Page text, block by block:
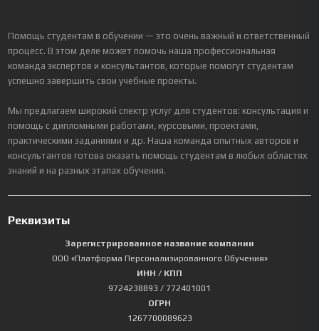
Помощь студентам в обучении — это очень важный и ответственный
процесс. В этом деле может помочь наша профессиональная
команда экспертов и консультантов, которые помогут студентам
успешно завершить свои учебные проекты.
Мы предлагаем широкий спектр услуг для студентов: консультация и
помощь с дипломными работами, курсовыми, проектами,
практическими заданиями и др. Наша команда опытных авторов и
консультантов готова оказать помощь студентам в любых областях
знаний и на разных этапах обучения.
Реквизиты
Зарегистрированное название компании
ООО «Платформа Персонализированного Обучения»
ИНН / КПП
9724238893 / 772401001
ОГРН
1267700089623